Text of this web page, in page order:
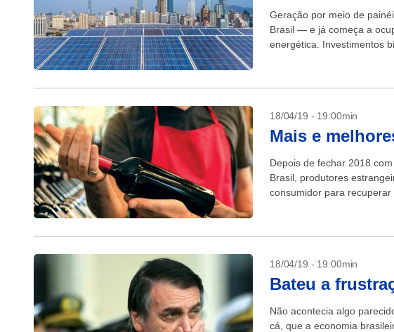
Geração por meio de
Brasil — e já começa a
energética. Investimentos
18/04/19 - 19:00min
Mais e
Depois de fechar 2018
Brasil, produtores
consumidor para
18/04/19 - 19:00min
Bateu a
Não acontecia algo
cá, que a economia